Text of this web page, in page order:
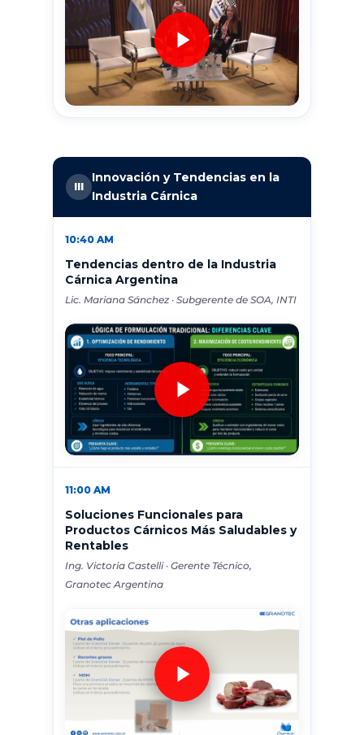
III
Innovación y Tendencias en la
Industria Cárnica
10:40 AM
Tendencias dentro de la Industria
Cárnica Argentina
Lic. Mariana Sánchez · Subgerente de SOA, INTI
11:00 AM
Soluciones Funcionales para
Productos Cárnicos Más Saludables y
Rentables
Ing. Victoria Castelli · Gerente Técnico,
Granotec Argentina